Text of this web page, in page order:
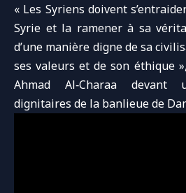
« Les Syriens doivent
Syrie et la ramener à sa
d’une manière digne de sa
ses valeurs et de son éthique
Ahmad Al‑Charaa devant
dignitaires de la banlieue de